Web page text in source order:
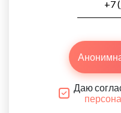
Даю